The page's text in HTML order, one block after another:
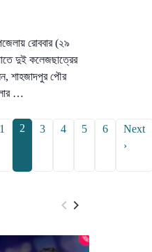
রোববার (২৯
দুই কলেজছাত্রের
শাহজাদপুর পৌর
…
1 2 3 4 5 6
Next
›